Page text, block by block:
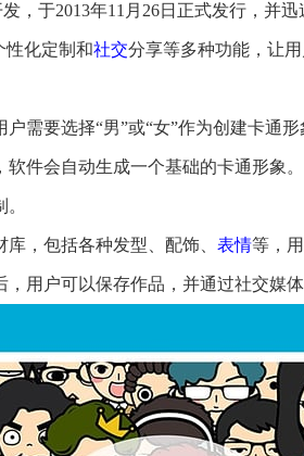
，于2013年11月26日正式发行，并
性化定制和社交分享等多种功能，让
需要选择“男”或“女”作为创建卡通形
软件会自动生成一个基础的卡通形象
，包括各种发型、配饰、 表情等，
用户可以保存作品，并通过社交媒体